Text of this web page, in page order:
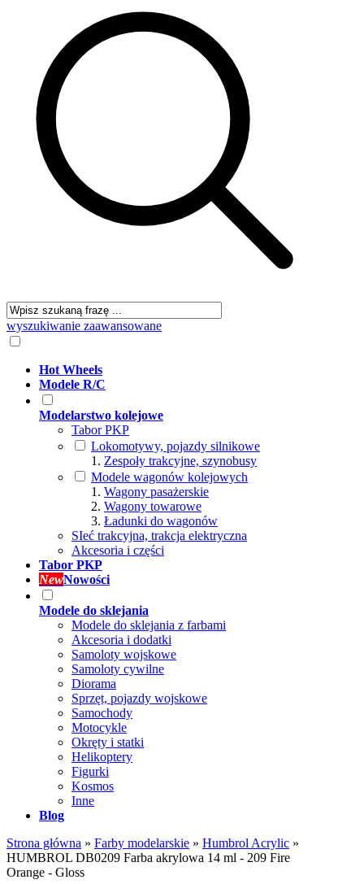
wyszukiwanie zaawansowane
Hot Wheels
Modele R/C
Modelarstwo kolejowe
Tabor PKP
Lokomotywy, pojazdy silnikowe
Zespoły trakcyjne, szynobusy
Modele wagonów kolejowych
Wagony pasażerskie
Wagony towarowe
Ładunki do wagonów
SIeć trakcyjna, trakcja elektryczna
Akcesoria i części
Tabor PKP
NewNowości
Modele do sklejania
Modele do sklejania z farbami
Akcesoria i dodatki
Samoloty wojskowe
Samoloty cywilne
Diorama
Sprzęt, pojazdy wojskowe
Samochody
Motocykle
Okręty i statki
Helikoptery
Figurki
Kosmos
Inne
Blog
Strona główna » Farby modelarskie » Humbrol Acrylic »
HUMBROL DB0209 Farba akrylowa 14 ml - 209 Fire
Orange - Gloss